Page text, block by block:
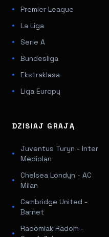
Premier League
La Liga
Serie A
Bundesliga
Ekstraklasa
Liga Europy
DZISIAJ GRAJĄ
Juventus Turyn - Inter
Mediolan
Chelsea Londyn - AC
Milan
Cambridge United -
Barnet
Radomiak Radom -